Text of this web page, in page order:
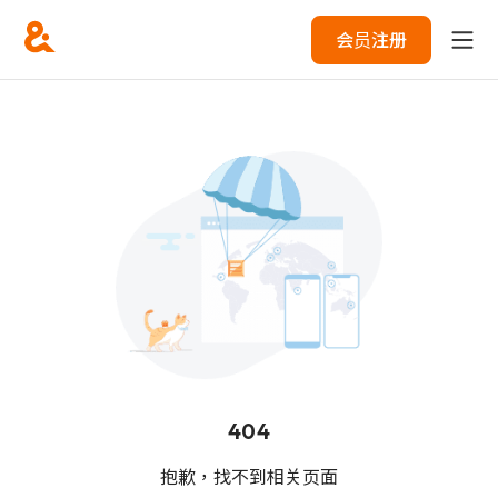
会员注册
404
抱歉，找不到相关页面